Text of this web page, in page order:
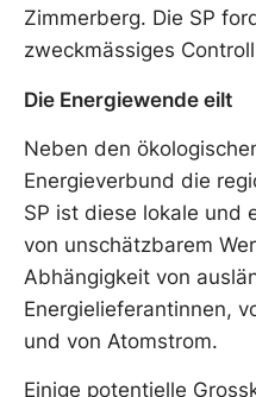
Zimmerberg. Die SP
zweckmässiges
Die Energiewende eilt
Neben den
Energieverbund die
SP ist diese lokale und
von unschätzbarem
Abhängigkeit von
Energielieferantinnen,
und von Atomstrom.
Einige potentielle